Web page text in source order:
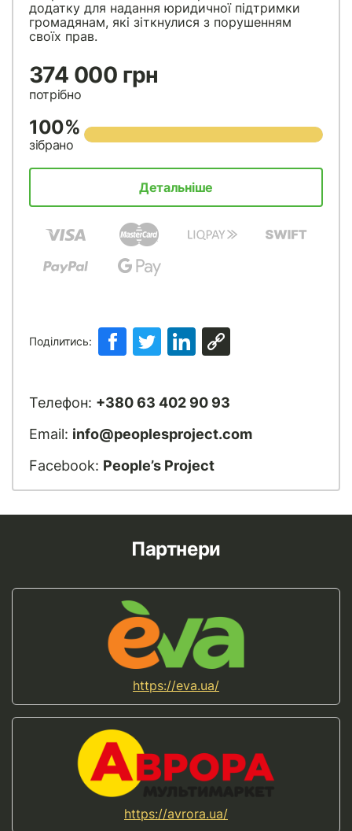
додатку для надання юридичної підтримки
громадянам, які зіткнулися з порушенням
своїх прав.
374 000 грн
потрібно
100%
зібрано
Детальніше
Поділитись:
Телефон: +380 63 402 90 93
Email: info@peoplesproject.com
Facebook: People’s Project
Партнери
https://eva.ua/
https://avrora.ua/